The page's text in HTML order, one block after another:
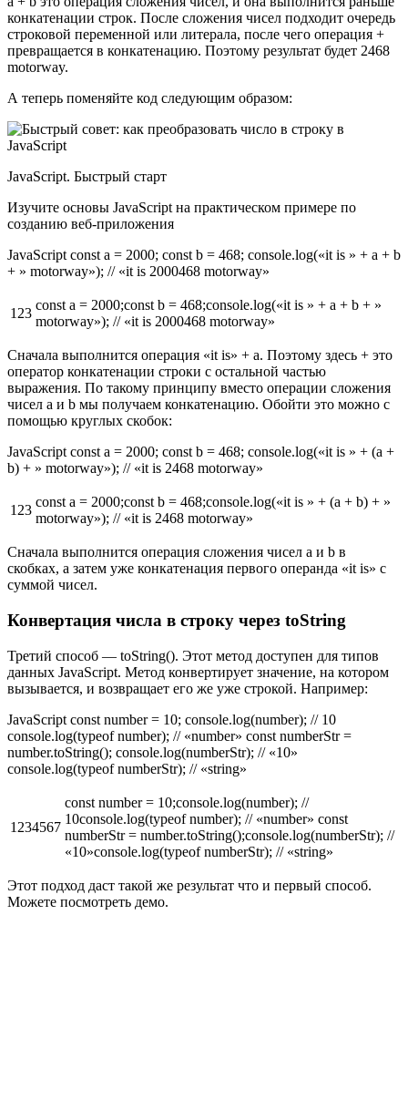
конкатенации строк. После сложения чисел подходит очередь
строковой переменной или литерала, после чего операция +
превращается в конкатенацию. Поэтому результат будет 2468
motorway.
А теперь поменяйте код следующим образом:
JavaScript. Быстрый старт
Изучите основы JavaScript на практическом примере по
созданию веб-приложения
JavaScript const a = 2000; const b = 468; console.log(«it is » + a + b
+ » motorway»); // «it is 2000468 motorway»
123
const a = 2000;const b = 468;console.log(«it is » + a + b + »
motorway»); // «it is 2000468 motorway»
Сначала выполнится операция «it is» + a. Поэтому здесь + это
оператор конкатенации строки с остальной частью
выражения. По такому принципу вместо операции сложения
чисел a и b мы получаем конкатенацию. Обойти это можно с
помощью круглых скобок:
JavaScript const a = 2000; const b = 468; console.log(«it is » + (a +
b) + » motorway»); // «it is 2468 motorway»
123
const a = 2000;const b = 468;console.log(«it is » + (a + b) + »
motorway»); // «it is 2468 motorway»
Сначала выполнится операция сложения чисел a и b в
скобках, а затем уже конкатенация первого операнда «it is» с
суммой чисел.
Конвертация числа в строку через toString
Третий способ — toString(). Этот метод доступен для типов
данных JavaScript. Метод конвертирует значение, на котором
вызывается, и возвращает его же уже строкой. Например:
JavaScript const number = 10; console.log(number); // 10
console.log(typeof number); // «number» const numberStr =
number.toString(); console.log(numberStr); // «10»
console.log(typeof numberStr); // «string»
1234567
const number = 10;console.log(number); //
10console.log(typeof number); // «number» const
numberStr = number.toString();console.log(numberStr); //
«10»console.log(typeof numberStr); // «string»
Этот подход даст такой же результат что и первый способ.
Можете посмотреть демо.